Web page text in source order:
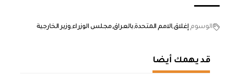
الوسوم إغلاقالامم المتحدة بالعراق مجلس الوزراءوزير الخارجية
قد يهمك أيضا